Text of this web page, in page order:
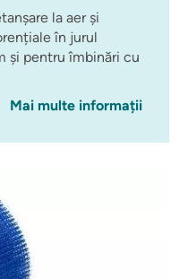
la aer și
în jurul
și pentru îmbinări cu
Mai multe informații